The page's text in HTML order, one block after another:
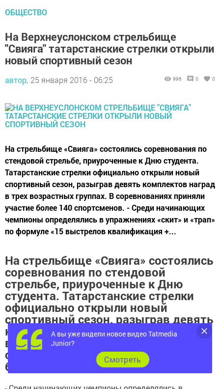
ОБЩЕСТВО
На Верхнеуслонском стрельбище
"Свияга" татарстанские стрелки открыли
новый спортивный сезон
автор, 25 января 2016 - 06:25 996 0 0
На стрельбище «Свияга» состоялись соревнования по
стендовой стрельбе, приуроченные к Дню студента.
Татарстанские стрелки официально открыли новый
спортивный сезон, разыграв девять комплектов наград
в трех возрастных группах. В соревнованиях приняли
участие более 140 спортсменов. - Среди начинающих
чемпионы определялись в упражнениях «скит» и «трап»
по формуле «15 выстрелов квалификация +...
На стрельбище «Свияга» состоялись
соревнования по стендовой
стрельбе, приуроченные к Дню
студента. Татарстанские стрелки
официально открыли новый
спортивный сезон, разыграв девять
комплектов наград в трех
возрастных группах. В
соревнованиях приняли участие
более 140 спортсменов.
А вы уже видели новое видео Tatmedia
Junior?
Cмотреть